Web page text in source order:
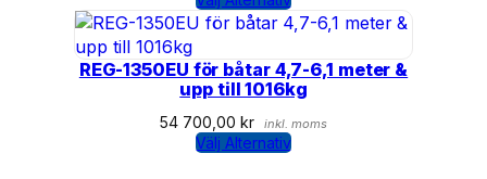
REG-1350EU för båtar 4,7-6,1 meter &
upp till 1016kg
54 700,00kr inkl. moms
Välj Alternativ